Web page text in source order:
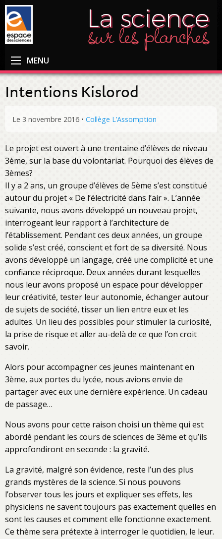
MENU
Intentions Kislorod
Le 3 novembre 2016 • Collège L’Assomption
Le projet est ouvert à une trentaine d’élèves de niveau
3ème, sur la base du volontariat. Pourquoi des élèves de
3èmes?
Il y a 2 ans, un groupe d’élèves de 5ème s’est constitué
autour du projet « De l’électricité dans l’air ». L’année
suivante, nous avons développé un nouveau projet,
interrogeant leur rapport à l’architecture de
l’établissement. Pendant ces deux années, un groupe
solide s’est créé, conscient et fort de sa diversité. Nous
avons développé un langage, créé une complicité et une
confiance réciproque. Deux années durant lesquelles
nous leur avons proposé un espace pour développer
leur créativité, tester leur autonomie, échanger autour
de sujets de société, tisser un lien entre eux et les
adultes. Un lieu des possibles pour stimuler la curiosité,
la prise de risque et aller au-delà de ce que l’on croit
savoir.
Alors pour accompagner ces jeunes maintenant en
3ème, aux portes du lycée, nous avions envie de
partager avec eux une dernière expérience. Un cadeau
de passage…
Nous avons pour cette raison choisi un thème qui est
abordé pendant les cours de sciences de 3ème et qu’ils
approfondiront en seconde : la gravité.
La gravité, malgré son évidence, reste l’un des plus
grands mystères de la science. Si nous pouvons
l’observer tous les jours et expliquer ses effets, les
physiciens ne savent toujours pas exactement quelles en
sont les causes et comment elle fonctionne exactement.
Ce thème sera prétexte à interroger le quotidien, le leur.